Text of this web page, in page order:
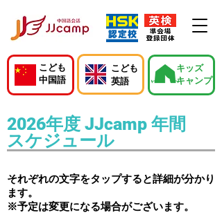
こども
中国語
こども
英語
キッズ
キャンプ
2026年度 JJcamp 年間
スケジュール
それぞれの文字をタップすると詳細が分かり
ます。
※予定は変更になる場合がございます。